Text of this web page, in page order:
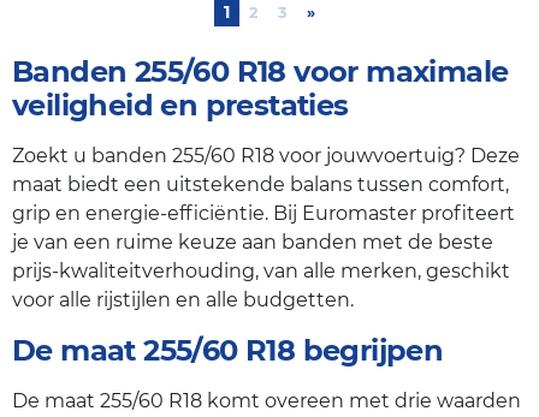
1 2 3 »
Banden 255/60 R18 voor maximale
veiligheid en prestaties
Zoekt u banden 255/60 R18 voor jouwvoertuig? Deze
maat biedt een uitstekende balans tussen comfort,
grip en energie-efficiëntie. Bij Euromaster profiteert
je van een ruime keuze aan banden met de beste
prijs-kwaliteitverhouding, van alle merken, geschikt
voor alle rijstijlen en alle budgetten.
De maat 255/60 R18 begrijpen
De maat 255/60 R18 komt overeen met drie waarden